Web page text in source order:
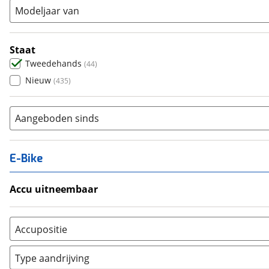
Modeljaar van
Staat
Tweedehands (44)
Nieuw (435)
Aangeboden sinds
E-Bike
Accu uitneembaar
Nee, vast (0)
Accupositie
Bagagedrager (0)
Frame (1 )
Type aandrijving